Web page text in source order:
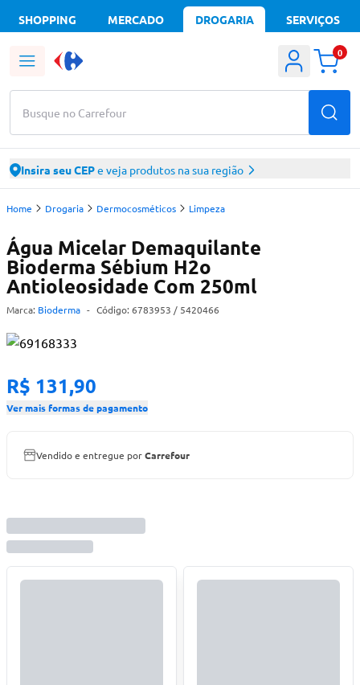
SHOPPING MERCADO DROGARIA SERVIÇOS
Busque no Carrefour
0
Insira seu CEPe veja produtos na sua região
Home Drogaria Dermocosméticos Limpeza
Água Micelar Demaquilante
Bioderma Sébium H2o
Antioleosidade Com 250ml
Marca: Bioderma - Código: 6783953 / 5420466
R$ 131,90
Ver mais formas de pagamento
Vendido e entregue porCarrefour